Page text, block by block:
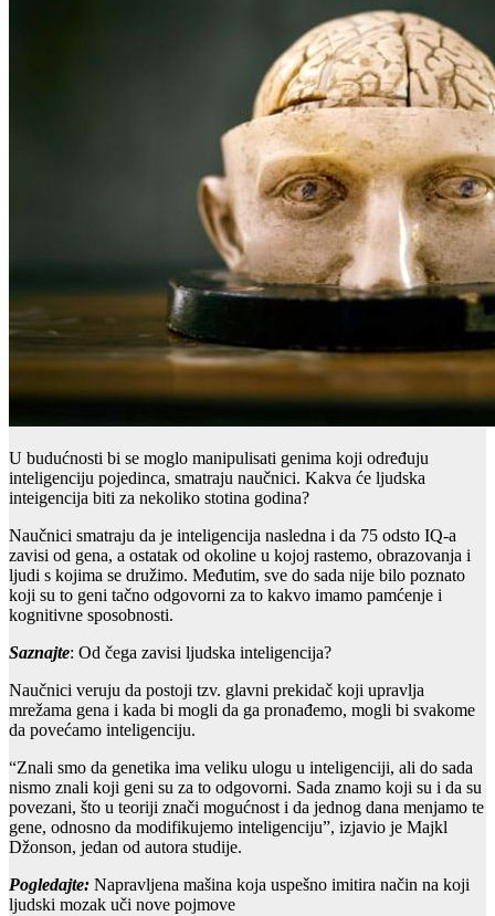
U budućnosti bi se moglo manipulisati genima koji određuju
inteligenciju pojedinca, smatraju naučnici. Kakva će ljudska
inteigencija biti za nekoliko stotina godina?
Naučnici smatraju da je inteligencija nasledna i da 75 odsto IQ-a
zavisi od gena, a ostatak od okoline u kojoj rastemo, obrazovanja i
ljudi s kojima se družimo. Međutim, sve do sada nije bilo poznato
koji su to geni tačno odgovorni za to kakvo imamo pamćenje i
kognitivne sposobnosti.
Saznajte: Od čega zavisi ljudska inteligencija?
Naučnici veruju da postoji tzv. glavni prekidač koji upravlja
mrežama gena i kada bi mogli da ga pronađemo, mogli bi svakome
da povećamo inteligenciju.
“Znali smo da genetika ima veliku ulogu u inteligenciji, ali do sada
nismo znali koji geni su za to odgovorni. Sada znamo koji su i da su
povezani, što u teoriji znači mogućnost i da jednog dana menjamo te
gene, odnosno da modifikujemo inteligenciju”, izjavio je Majkl
Džonson, jedan od autora studije.
Pogledajte: Napravljena mašina koja uspešno imitira način na koji
ljudski mozak uči nove pojmove